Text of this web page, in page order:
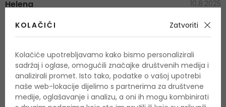
Helena 10.8.2025
Ocjena posjetitelja
Izvješće
Ako volite malo jace mirise ovaj je za svaku preporuku. Vrlo vrlo slican
"Opera" Xerjoff..
Prednosti
Dugotrajan, definitvno za zimske dane. Odličan!
KOLAČIĆI Zatvoriti
Kolačiće upotrebljavamo kako bismo personalizirali
sadržaj i oglase, omogućili značajke društvenih medija i
analizirali promet. Isto tako, podatke o vašoj upotrebi
naše web-lokacije dijelimo s partnerima za društvene
medije, oglašavanje i analizu, a oni ih mogu kombinirati